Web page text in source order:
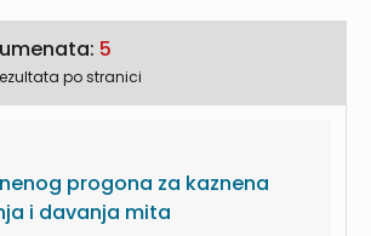
5
po stranici
progona za kaznena
i davanja mita